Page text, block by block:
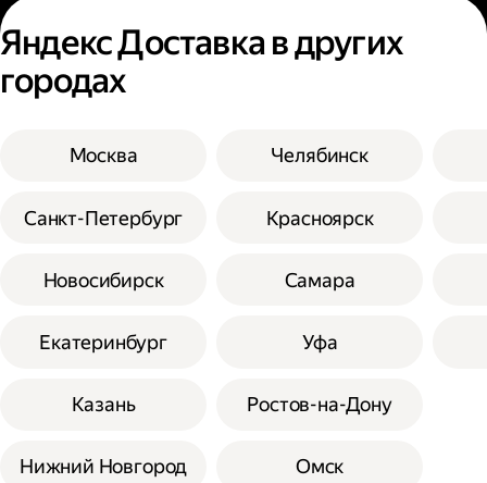
Яндекс Доставка в других
городах
Москва
Санкт-Петербург
Новосибирск
Екатеринбург
Казань
Нижний Новгород
Челябинск
Красноярск
Самара
Уфа
Ростов-на-Дону
Омск